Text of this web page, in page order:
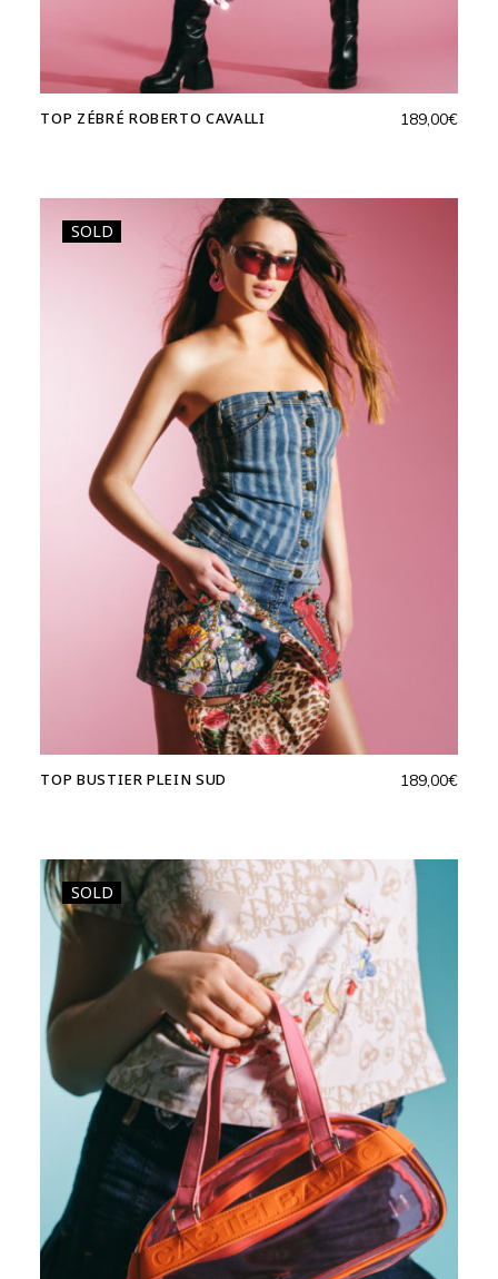
TOP ZÉBRÉ ROBERTO CAVALLI 189,00€
SOLD
TOP BUSTIER PLEIN SUD 189,00€
SOLD